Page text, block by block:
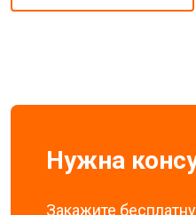
Нужна
Закажите